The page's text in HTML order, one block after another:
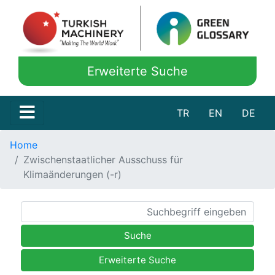
Erweiterte Suche
TR EN DE
Home
Zwischenstaatlicher Ausschuss für
Klimaänderungen (-r)
Suche
Erweiterte Suche